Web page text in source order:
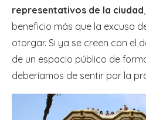
representativos de la ciudad
beneficio más que la excusa
otorgar. Si ya se creen con el
de un espacio público de
deberíamos de sentir por la